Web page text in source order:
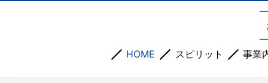
HOME スピリット 事業